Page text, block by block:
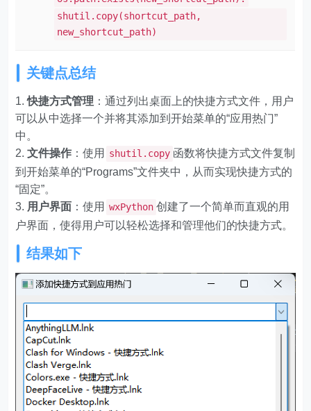
shutil.copy(shortcut_path,
new_shortcut_path)
关键点总结
快捷方式管理 ：通过列出桌面上的快捷方式文件，用户
可以从中选择一个并将其添加到开始菜单的“应用热门”
中。
文件操作 ：使用 shutil.copy 函数将快捷方式文件复制
到开始菜单的“Programs”文件夹中，从而实现快捷方式的
“固定”。
用户界面 ：使用 wxPython 创建了一个简单而直观的用
户界面，使得用户可以轻松选择和管理他们的快捷方式。
结果如下